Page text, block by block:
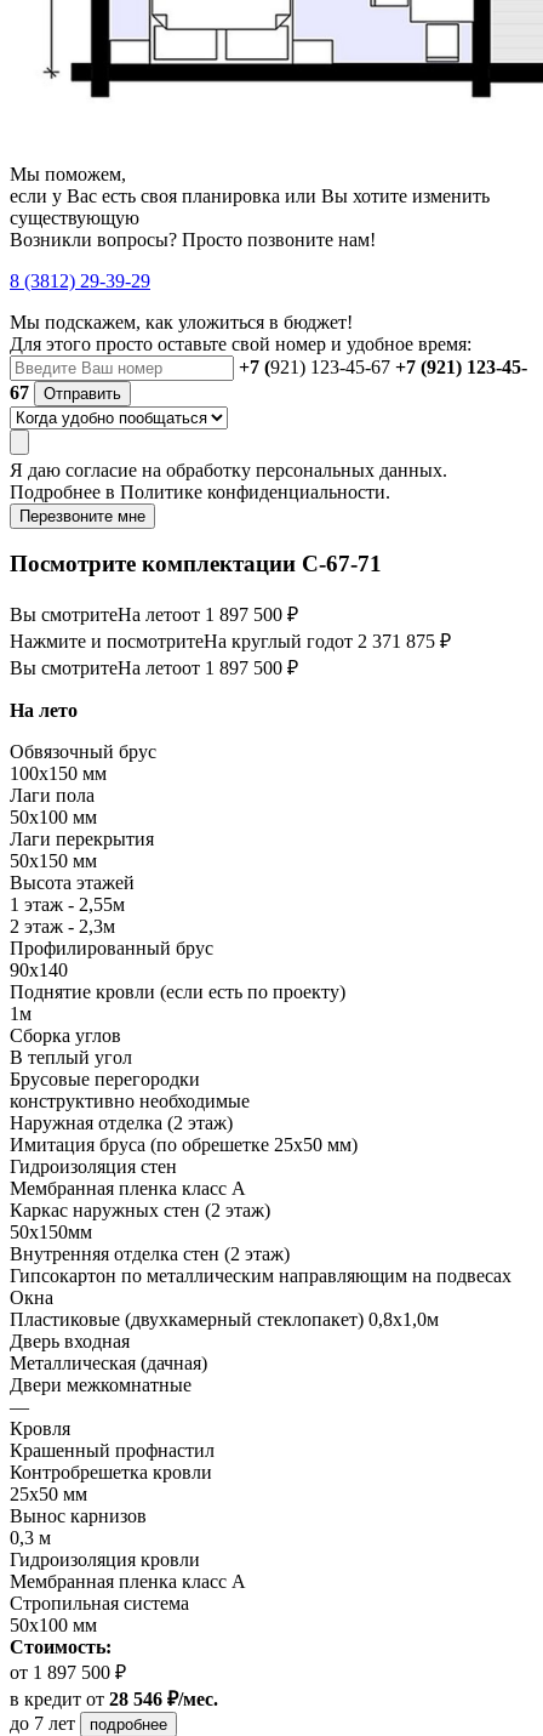
Мы поможем,
если у Вас есть своя планировка или Вы хотите изменить
существующую
Возникли вопросы? Просто позвоните нам!
8 (3812) 29-39-29
Мы подскажем, как уложиться в бюджет!
Для этого просто оставьте свой номер и удобное время:
+7 (921) 123-45-67 +7 (921) 123-45-
67
Отправить
Я даю согласие на обработку персональных данных.
Подробнее в Политике конфиденциальности.
Перезвоните мне
Посмотрите комплектации С-67-71
Вы смотритеНа летоот 1 897 500 ₽
Нажмите и посмотритеНа круглый годот 2 371 875 ₽
Вы смотритеНа летоот 1 897 500 ₽
На лето
Обвязочный брус
100х150 мм
Лаги пола
50х100 мм
Лаги перекрытия
50х150 мм
Высота этажей
1 этаж - 2,55м
2 этаж - 2,3м
Профилированный брус
90х140
Поднятие кровли (если есть по проекту)
1м
Сборка углов
В теплый угол
Брусовые перегородки
конструктивно необходимые
Наружная отделка (2 этаж)
Имитация бруса (по обрешетке 25х50 мм)
Гидроизоляция стен
Мембранная пленка класс А
Каркас наружных стен (2 этаж)
50х150мм
Внутренняя отделка стен (2 этаж)
Гипсокартон по металлическим направляющим на подвесах
Окна
Пластиковые (двухкамерный стеклопакет) 0,8х1,0м
Дверь входная
Металлическая (дачная)
Двери межкомнатные
—
Кровля
Крашенный профнастил
Контробрешетка кровли
25х50 мм
Вынос карнизов
0,3 м
Гидроизоляция кровли
Мембранная пленка класс А
Стропильная система
50х100 мм
Стоимость:
от 1 897 500 ₽
в кредит от 28 546 ₽/мес.
до 7 лет
подробнее